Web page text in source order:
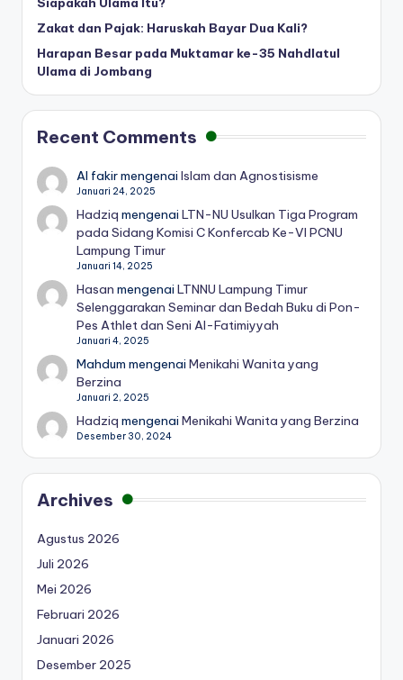
Zakat dan Pajak: Haruskah Bayar Dua Kali?
Harapan Besar pada Muktamar ke-35 Nahdlatul
Ulama di Jombang
Recent Comments
Al fakirmengenaiIslam dan Agnostisisme
Januari 24, 2025
Hadziq mengenaiLTN-NU Usulkan Tiga Program
pada Sidang Komisi C Konfercab Ke-VI PCNU
Lampung Timur
Januari 14, 2025
Hasan mengenaiLTNNU Lampung Timur
Selenggarakan Seminar dan Bedah Buku di Pon-
Pes Athlet dan Seni Al-Fatimiyyah
Januari 4, 2025
Mahdum mengenaiMenikahi Wanita yang
Berzina
Januari 2, 2025
Hadziq mengenaiMenikahi Wanita yang Berzina
Desember 30, 2024
Archives
Agustus 2026
Juli 2026
Mei 2026
Februari 2026
Januari 2026
Desember 2025